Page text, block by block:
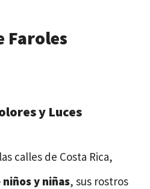
Faroles
y Luces
calles de Costa Rica,
y niñas, sus rostros